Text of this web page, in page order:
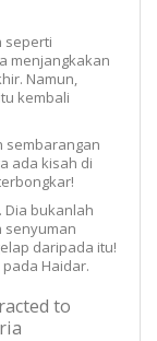
seperti
menjangkakan
Namun,
kembali
sembarangan
ada kisah di
Dia bukanlah
senyuman
daripada itu!
Haidar.
to